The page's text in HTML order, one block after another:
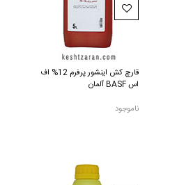
قارچ کش اینشور پرفرم 12% اف
اس BASF آلمان
ناموجود